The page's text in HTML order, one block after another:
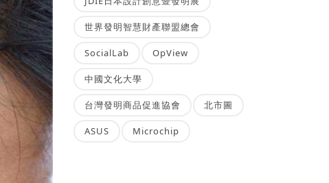
世界發明智慧財產聯盟總會
SocialLab OpView
中國文化大學
台灣發明商品促進協會 北市圖
ASUS Microchip